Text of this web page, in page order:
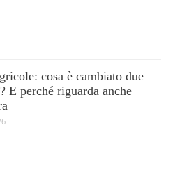
cosa è cambiato due
E perché riguarda anche